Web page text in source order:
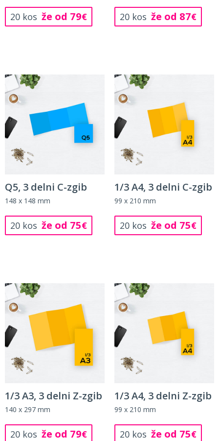
20 kos že od 79€ 20 kos že od 87€
Q5, 3 delni C-zgib
148 x 148 mm
20 kos že od 75€
1/3 A4, 3 delni C-zgib
99 x 210 mm
20 kos že od 75€
1/3 A3, 3 delni Z-zgib
140 x 297 mm
20 kos že od 79€
1/3 A4, 3 delni Z-zgib
99 x 210 mm
20 kos že od 75€